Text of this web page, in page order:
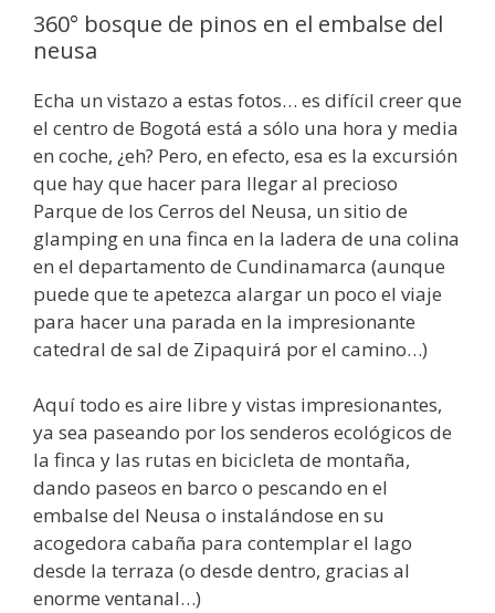
360° bosque de pinos en el embalse del
neusa
Echa un vistazo a estas fotos… es difícil creer que
el centro de Bogotá está a sólo una hora y media
en coche, ¿eh? Pero, en efecto, esa es la excursión
que hay que hacer para llegar al precioso
Parque de los Cerros del Neusa, un sitio de
glamping en una finca en la ladera de una colina
en el departamento de Cundinamarca (aunque
puede que te apetezca alargar un poco el viaje
para hacer una parada en la impresionante
catedral de sal de Zipaquirá por el camino…)
Aquí todo es aire libre y vistas impresionantes,
ya sea paseando por los senderos ecológicos de
la finca y las rutas en bicicleta de montaña,
dando paseos en barco o pescando en el
embalse del Neusa o instalándose en su
acogedora cabaña para contemplar el lago
desde la terraza (o desde dentro, gracias al
enorme ventanal…)